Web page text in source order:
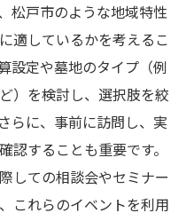
豊かな墓地
市のお墓選び
丘での理想のお墓探
の墓地の特徴
きよしケ丘
ぶポイント
松戸市のような地域特性
適しているかを考えるこ
設定や墓地のタイプ（例
）を検討し、選択肢を絞
らに、事前に訪問し、実
認することも重要です。
しての相談会やセミナー
これらのイベントを利用